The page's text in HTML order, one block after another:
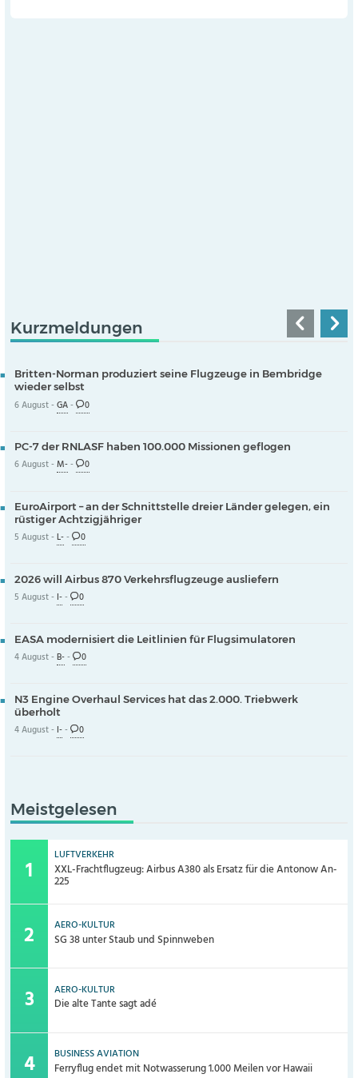
Kurzmeldungen
Britten-Norman produziert seine Flugzeuge in Bembridge
wieder selbst
6 August -GA- 0
PC-7 der RNLASF haben 100.000 Missionen geflogen
6 August -M-- 0
EuroAirport – an der Schnittstelle dreier Länder gelegen, ein
rüstiger Achtzigjähriger
5 August -L-- 0
2026 will Airbus 870 Verkehrsflugzeuge ausliefern
5 August - I-- 0
EASA modernisiert die Leitlinien für Flugsimulatoren
4 August -B-- 0
N3 Engine Overhaul Services hat das 2.000. Triebwerk
überholt
4 August - I-- 0
Meistgelesen
LUFTVERKEHR
XXL-Frachtflugzeug: Airbus A380 als Ersatz für die Antonow An-
225
AERO-KULTUR
SG 38 unter Staub und Spinnweben
AERO-KULTUR
Die alte Tante sagt adé
BUSINESS AVIATION
Ferryflug endet mit Notwasserung 1.000 Meilen vor Hawaii